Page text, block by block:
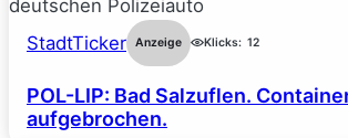
StadtTicker Anzeige Klicks: 12
POL-LIP: Bad Salzuflen.
aufgebrochen.